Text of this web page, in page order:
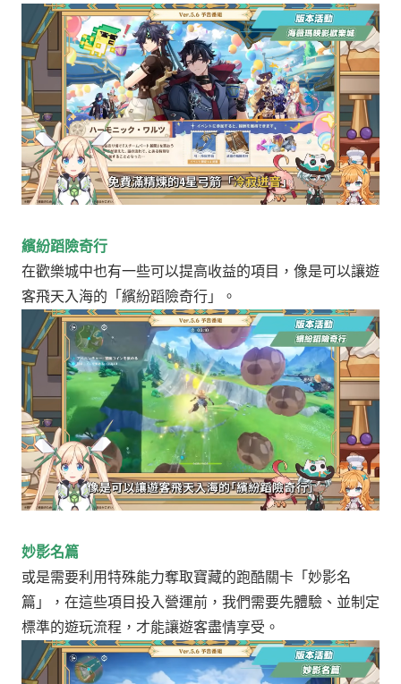
繽紛蹈險奇行
在歡樂城中也有一些可以提高收益的項目，像是可以讓遊
客飛天入海的「繽紛蹈險奇行」。
妙影名篇
或是需要利用特殊能力奪取寶藏的跑酷關卡「妙影名
篇」，在這些項目投入營運前，我們需要先體驗、並制定
標準的遊玩流程，才能讓遊客盡情享受。